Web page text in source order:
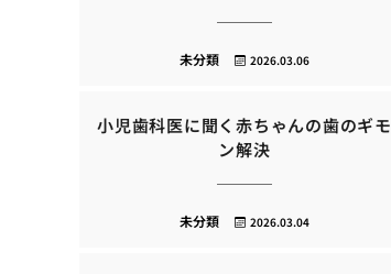
2026.03.06
未分類
小児歯科医に聞く赤ちゃんの歯のギモ
ン解決
2026.03.04
未分類